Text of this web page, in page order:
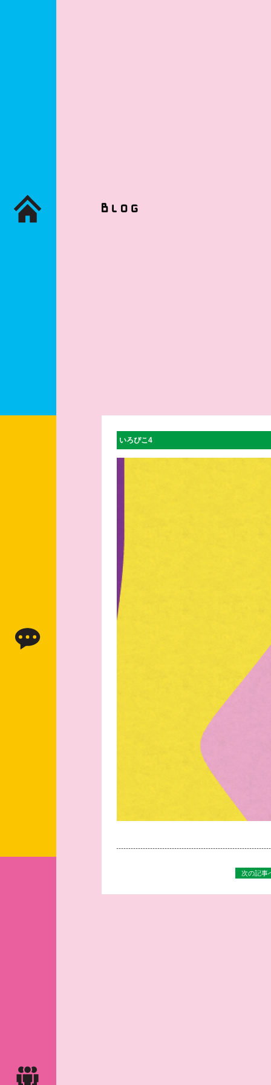
いろぴこ4
次の記事